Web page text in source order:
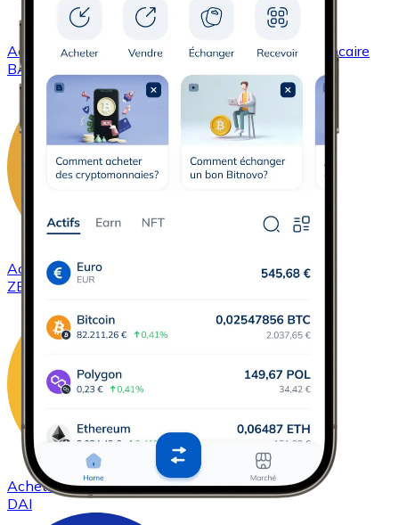
AcheterBasic Attention Tokenavec virement bancaire
BAT
AcheterZCash
avec virement bancaire
ZEC
AcheterDAIavec virement bancaire
DAI